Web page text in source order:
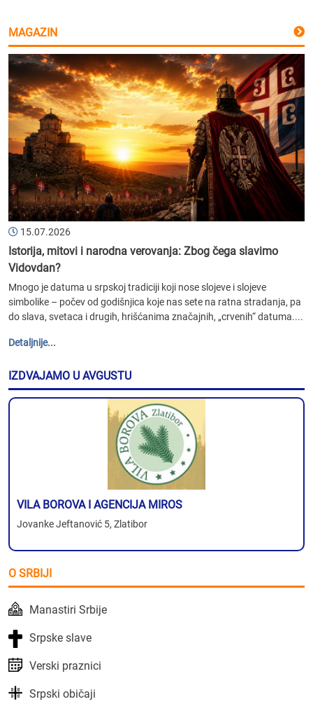
MAGAZIN
15.07.2026
Istorija, mitovi i narodna verovanja: Zbog čega slavimo
Vidovdan?
Mnogo je datuma u srpskoj tradiciji koji nose slojeve i slojeve
simbolike – počev od godišnjica koje nas sete na ratna stradanja, pa
do slava, svetaca i drugih, hrišćanima značajnih, „crvenih“ datuma....
Detaljnije...
IZDVAJAMO U AVGUSTU
VILA BOROVA I AGENCIJA MIROS
Jovanke Jeftanović 5, Zlatibor
O SRBIJI
Manastiri Srbije
Srpske slave
Verski praznici
Srpski običaji